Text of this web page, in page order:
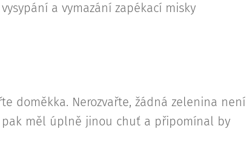
a vymazání zapékací misky
doměkka. Nerozvařte, žádná zelenina není
pak měl úplně jinou chuť a připomínal by